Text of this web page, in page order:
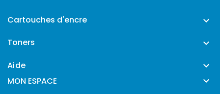
Cartouches d'encre 
Toners 
Aide 
MON ESPACE 